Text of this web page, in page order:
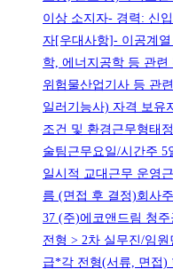
이상 소지자- 경력: 신
자[우대사항]- 이공계
학, 에너지공학 등 관
위험물산업기사 등 관
일러기능사) 자격 보유
조건 및 환경근무형태
술팀근무요일/시간주 5
일시적 교대근무 운영
름 (면접 후 결정)회사
37 (주)에코앤드림 청
전형 > 2차 실무진/임
급*각 전형(서류, 면접)